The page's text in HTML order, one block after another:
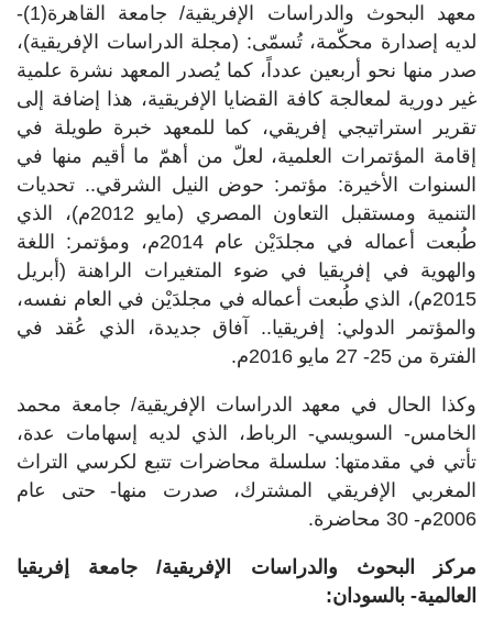
معهد البحوث والدراسات الإفريقية/ جامعة القاهرة(1)-
لديه إصدارة محكّمة، تُسمّى: (مجلة الدراسات الإفريقية)،
صدر منها نحو أربعين عدداً، كما يُصدر المعهد نشرة علمية
غير دورية لمعالجة كافة القضايا الإفريقية، هذا إضافة إلى
تقرير استراتيجي إفريقي، كما للمعهد خبرة طويلة في
إقامة المؤتمرات العلمية، لعلّ من أهمّ ما أقيم منها في
السنوات الأخيرة: مؤتمر: حوض النيل الشرقي.. تحديات
التنمية ومستقبل التعاون المصري (مايو 2012م)، الذي
طُبعت أعماله في مجلدَيْن عام 2014م، ومؤتمر: اللغة
والهوية في إفريقيا في ضوء المتغيرات الراهنة (أبريل
2015م)، الذي طُبعت أعماله في مجلدَيْن في العام نفسه،
والمؤتمر الدولي: إفريقيا.. آفاق جديدة، الذي عُقد في
الفترة من 25- 27 مايو 2016م.
وكذا الحال في معهد الدراسات الإفريقية/ جامعة محمد
الخامس- السويسي- الرباط، الذي لديه إسهامات عدة،
تأتي في مقدمتها: سلسلة محاضرات تتبع لكرسي التراث
المغربي الإفريقي المشترك، صدرت منها- حتى عام
2006م- 30 محاضرة.
مركز البحوث والدراسات الإفريقية/ جامعة إفريقيا
العالمية- بالسودان: